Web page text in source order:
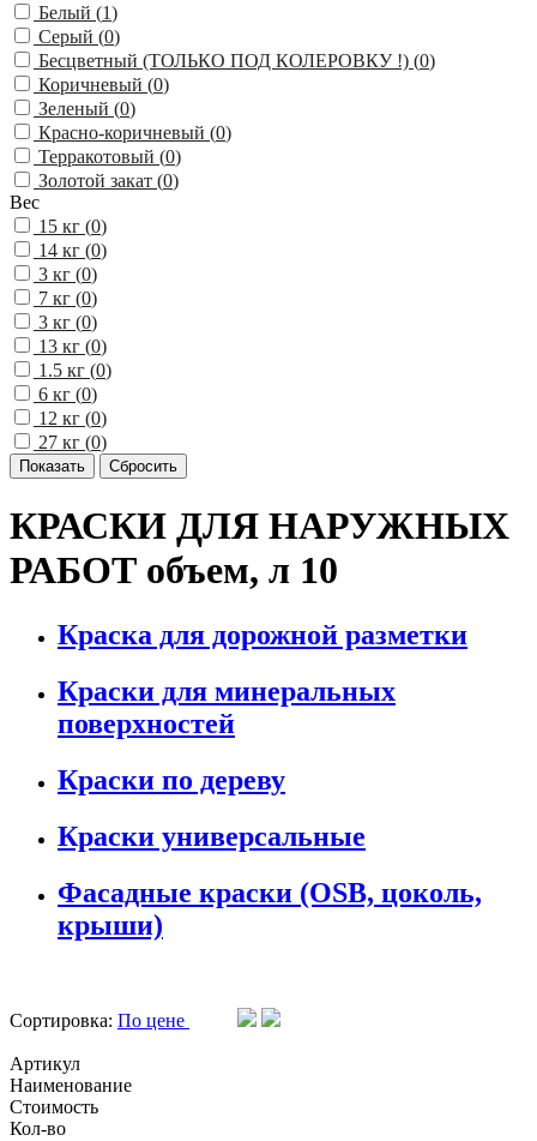
Белый (1)
Серый (0)
Бесцветный (ТОЛЬКО ПОД КОЛЕРОВКУ !) (0)
Коричневый (0)
Зеленый (0)
Красно-коричневый (0)
Терракотовый (0)
Золотой закат (0)
Вес
15 кг (0)
14 кг (0)
3 кг (0)
7 кг (0)
3 кг (0)
13 кг (0)
1.5 кг (0)
6 кг (0)
12 кг (0)
27 кг (0)
КРАСКИ ДЛЯ НАРУЖНЫХ
РАБОТ объем, л 10
Краска для дорожной разметки
Краски для минеральных
поверхностей
Краски по дереву
Краски универсальные
Фасадные краски (OSB, цоколь,
крыши)
Сортировка: По цене
Артикул
Наименование
Стоимость
Кол-во